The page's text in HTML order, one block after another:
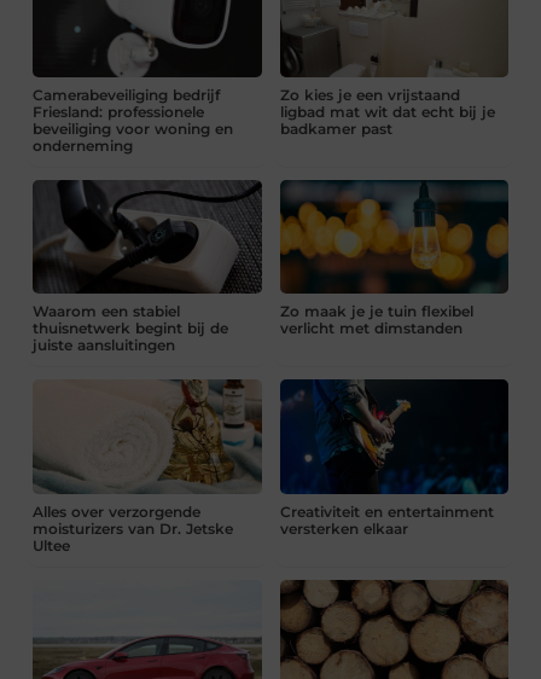
Camerabeveiliging bedrijf
Friesland: professionele
beveiliging voor woning en
onderneming
Zo kies je een vrijstaand
ligbad mat wit dat echt bij je
badkamer past
Waarom een stabiel
thuisnetwerk begint bij de
juiste aansluitingen
Zo maak je je tuin flexibel
verlicht met dimstanden
Alles over verzorgende
moisturizers van Dr. Jetske
Ultee
Creativiteit en entertainment
versterken elkaar